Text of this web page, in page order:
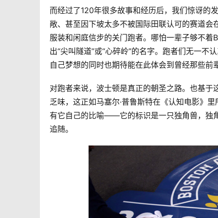
而经过了120年很多故事和经历后，我们惊讶的
敞、甚至因下坡太多不被国际田联认可的赛道
服装和闲庭信步的关门跑者。哪怕一辈子够不
出“尖叫隧道”或“心碎岭”的名字。跑者们无一
自己梦想的同时也期待能在此体会到曾经那些前
对跑者来说，波士顿是真正的朝圣之路。也基
乏味，这正如马塞尔·普鲁斯特在《认知电影》
有它自己的比喻——它的标识是一只独角兽，独
追随。